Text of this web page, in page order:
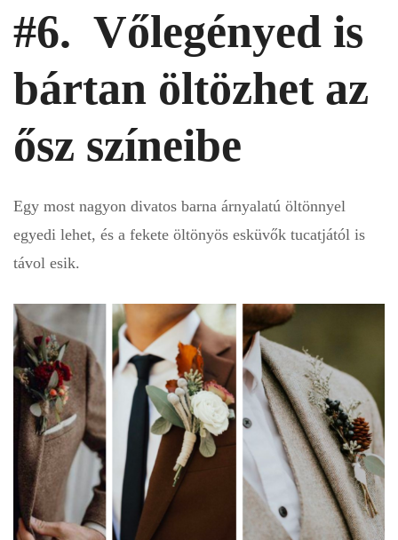
#6. Vőlegényed is
bártan öltözhet az
ősz színeibe
Egy most nagyon divatos barna árnyalatú öltönnyel
egyedi lehet, és a fekete öltönyös esküvők tucatjától is
távol esik.